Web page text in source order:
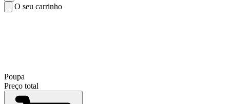
O seu carrinho
Poupa
Preço total